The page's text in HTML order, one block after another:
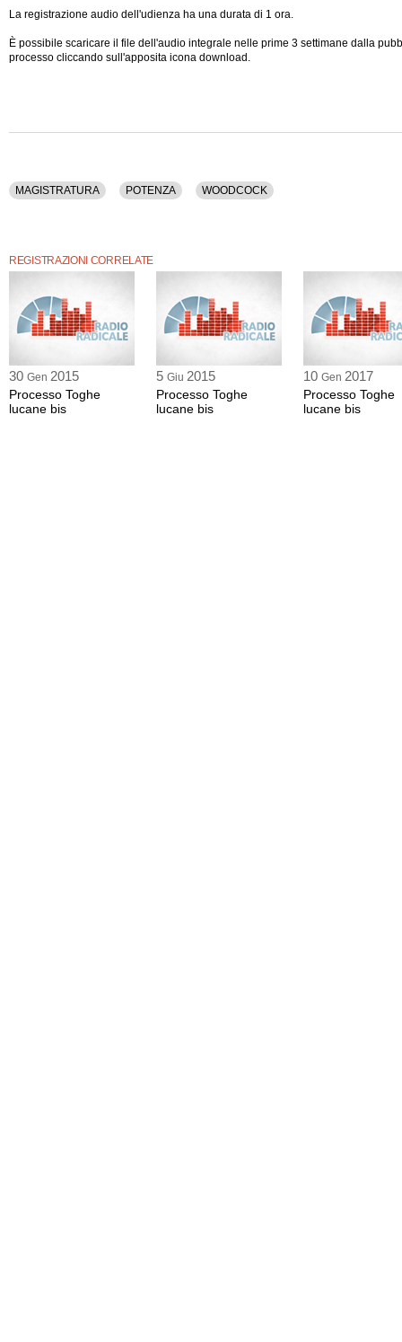
La registrazione audio dell'udienza ha una durata di 1 ora.
È possibile scaricare il file dell'audio integrale nelle prime 3 settimane dalla
processo cliccando sull'apposita icona download.
MAGISTRATURA POTENZA WOODCOCK
REGISTRAZIONI CORRELATE
30 Gen 2015
Processo Toghe
lucane bis
5 Giu 2015
Processo Toghe
lucane bis
10 Gen 2017
Processo Toghe
lucane bis